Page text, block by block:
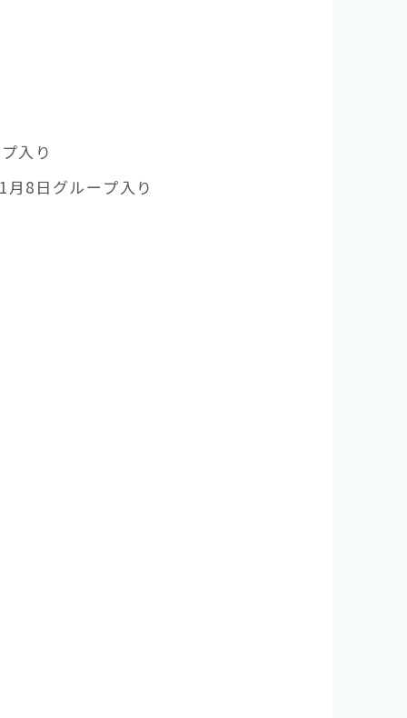
入り
8日グループ入り